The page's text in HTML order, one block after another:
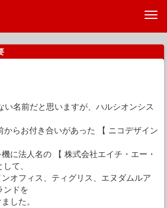
い名前だと思いますが、ハルシオンシス
らお付き合いがあった 【 ニコデザイン
に法人名の 【 株式会社エイチ・エー・
て、
オフィス、ティグリス、エヌダムルア
ンドを
した。